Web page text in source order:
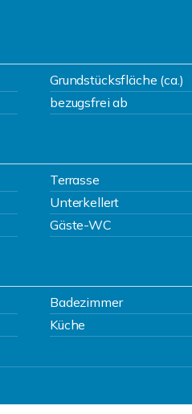
Grundstücksfläche (ca.)
bezugsfrei ab
Terrasse
Unterkellert
Gäste-WC
Badezimmer
Küche